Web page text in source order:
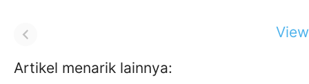
Artikel menarik lainnya: